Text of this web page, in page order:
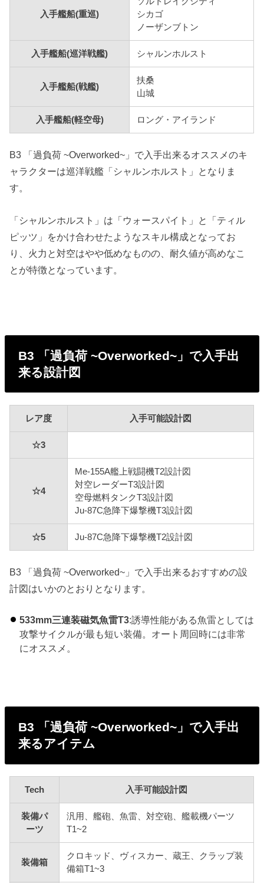
入手艦船(重巡)
シカゴ
ノーザンブトン
入手艦船(巡洋戦艦) シャルンホルスト
入手艦船(戦艦)
扶桑
山城
入手艦船(軽空母) ロング・アイランド
B3 「過負荷 ~Overworked~」で入手出来るオススメのキ
ャラクターは巡洋戦艦「シャルンホルスト」となりま
す。
「シャルンホルスト」は「ウォースパイト」と「ティル
ピッツ」をかけ合わせたようなスキル構成となってお
り、火力と対空はやや低めなものの、耐久値が高めなこ
とが特徴となっています。
B3 「過負荷 ~Overworked~」で入手出
来る設計図
レア度 入手可能設計図
☆3
☆4
Me-155A艦上戦闘機T2設計図
対空レーダーT3設計図
空母燃料タンクT3設計図
Ju-87C急降下爆撃機T3設計図
☆5 Ju-87C急降下爆撃機T2設計図
B3 「過負荷 ~Overworked~」で入手出来るおすすめの設
計図はいかのとおりとなります。
533mm三連装磁気魚雷T3:誘導性能がある魚雷としては
攻撃サイクルが最も短い装備。オート周回時には非常
にオススメ。
B3 「過負荷 ~Overworked~」で入手出
来るアイテム
Tech 入手可能設計図
装備パ
ーツ
汎用、艦砲、魚雷、対空砲、艦載機パーツ
T1~2
装備箱
クロキッド、ヴィスカー、蔵王、クラップ装
備箱T1~3